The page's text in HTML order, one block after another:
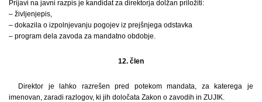
Prijavi na javni razpis je kandidat za direktorja dolžan priložiti:
– življenjepis,
– dokazila o izpolnjevanju pogojev iz prejšnjega odstavka
– program dela zavoda za mandatno obdobje.
12. člen
Direktor je lahko razrešen pred potekom mandata, za katerega je
imenovan, zaradi razlogov, ki jih določata Zakon o zavodih in ZUJIK.